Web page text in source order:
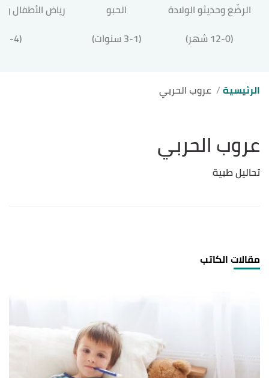
الرضّع وحديثو الولادة
(12-0 شهر)
الحبو
(3-1 سنوات)
رياض الأطفال
(12-4 سنة)
الرئيسية عروب الحربي
عروب الحربي
تحاليل طبية
مقالات الكاتب